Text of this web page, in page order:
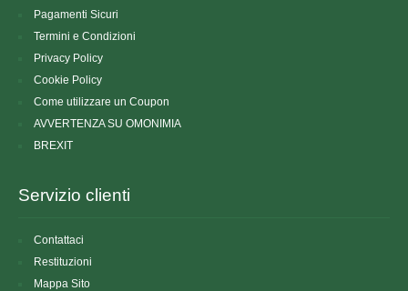
Pagamenti Sicuri
Termini e Condizioni
Privacy Policy
Cookie Policy
Come utilizzare un Coupon
AVVERTENZA SU OMONIMIA
BREXIT
Servizio clienti
Contattaci
Restituzioni
Mappa Sito